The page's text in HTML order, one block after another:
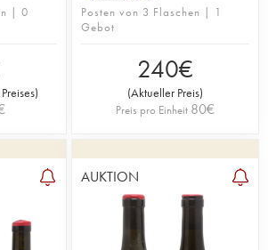
| 0
)
Posten von 3 Flaschen | 1
Gebot
240€
(Aktueller Preis)
Preis pro Einheit 80€
AUKTION